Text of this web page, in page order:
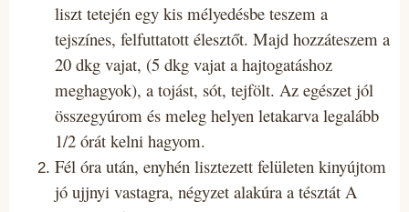
liszt tetején egy kis mélyedésbe teszem a
tejszínes, felfuttatott élesztőt. Majd hozzáteszem a
20 dkg vajat, (5 dkg vajat a hajtogatáshoz
meghagyok), a tojást, sót, tejfölt. Az egészet jól
összegyúrom és meleg helyen letakarva legalább
1/2 órát kelni hagyom.
Fél óra után, enyhén lisztezett felületen kinyújtom
jó ujjnyi vastagra, négyzet alakúra a tésztát A